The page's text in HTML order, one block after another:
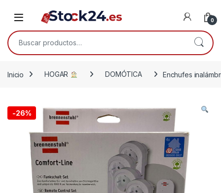
Open 0
Buscar por:
Inicio HOGAR DOMÓTICA Enchufes
-26%